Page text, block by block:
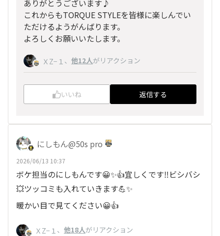
ありがとうございます♪
これからもTORQUE STYLEを皆様に楽しんでい
ただけるようがんばります。
よろしくお願いいたします。
ＸZ−１ 、 他12人がリアクション
いいね 返信する
にしもん@50s pro
2026/06/13 10:37
ボケ担当のにしもんです😀✨👍宜しくです‼️ビシバシ
💥ツッコミも入れていきます💪✨
暖かい目で見てください😀👍
ＸZ−１ 、 他18人がリアクション